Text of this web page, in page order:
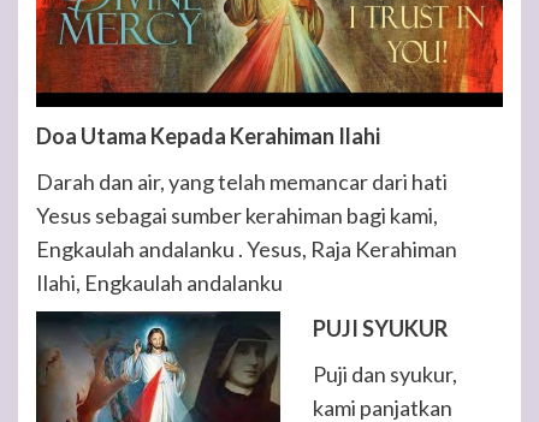
Doa Utama Kepada Kerahiman Ilahi
Darah dan air, yang telah memancar dari hati
Yesus sebagai sumber kerahiman bagi kami,
Engkaulah andalanku . Yesus, Raja Kerahiman
Ilahi, Engkaulah andalanku
PUJI SYUKUR
Puji dan syukur,
kami panjatkan